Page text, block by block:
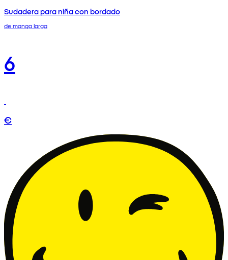
Sudadera para niña con bordado
de manga larga
6
€